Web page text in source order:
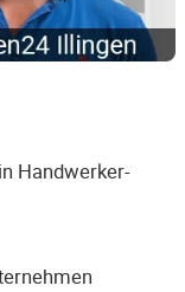
Handwerker-